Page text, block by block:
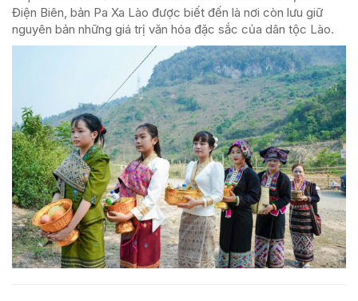
Điện Biên, bản Pa Xa Lào được biết đến là nơi còn lưu giữ
nguyên bản những giá trị văn hóa đặc sắc của dân tộc Lào.